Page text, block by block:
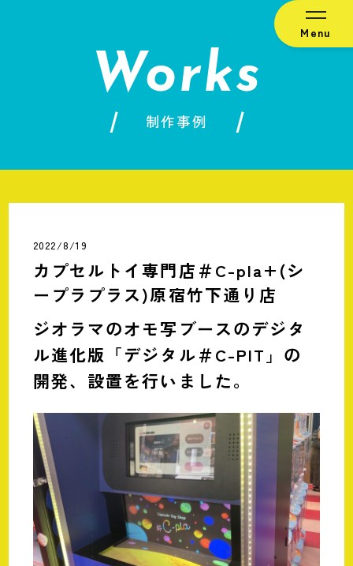
Menu
Works
制作事例
2022/8/19
カプセルトイ専門店＃C-pla+(シ
ープラプラス)原宿竹下通り店
ジオラマのオモ写ブースのデジタ
ル進化版「デジタル＃C-PIT」の
開発、設置を行いました。